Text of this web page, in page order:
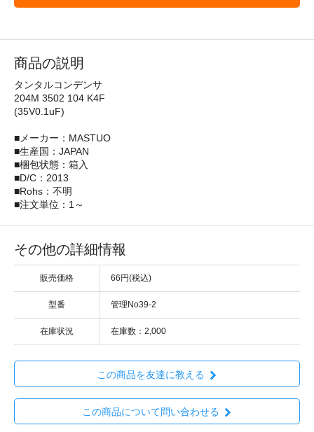
商品の説明
タンタルコンデンサ
204M 3502 104 K4F
(35V0.1uF)
■メーカー：MASTUO
■生産国：JAPAN
■梱包状態：箱入
■D/C：2013
■Rohs：不明
■注文単位：1～
その他の詳細情報
販売価格 66円(税込)
型番 管理No39-2
在庫状況 在庫数：2,000
この商品を友達に教える
この商品について問い合わせる